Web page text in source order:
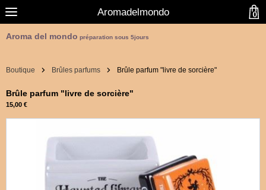
Aromadelmondo
Aroma del mondo préparation sous 5jours
Boutique Brûles parfums Brûle parfum "livre de sorcière"
Brûle parfum "livre de sorcière"
15,00 €
0